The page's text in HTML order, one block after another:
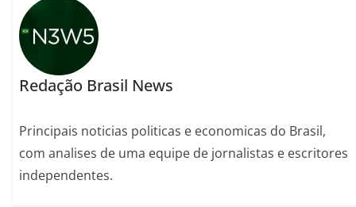
Redação Brasil News
Principais noticias politicas e economicas do Brasil,
com analises de uma equipe de jornalistas e escritores
independentes.